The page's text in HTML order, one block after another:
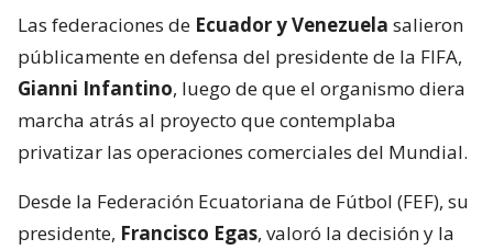
Las federaciones de Ecuador y Venezuela salieron
públicamente en defensa del presidente de la FIFA,
Gianni Infantino, luego de que el organismo diera
marcha atrás al proyecto que contemplaba
privatizar las operaciones comerciales del Mundial.
Desde la Federación Ecuatoriana de Fútbol (FEF), su
presidente, Francisco Egas, valoró la decisión y la